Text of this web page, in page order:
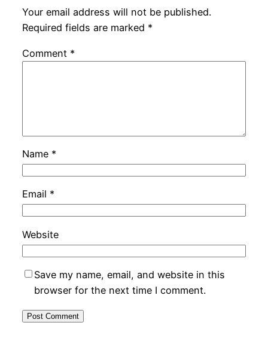
Your email address will not be published.
Required fields are marked *
Comment *
Name *
Email *
Website
Save my name, email, and website in this
browser for the next time I comment.